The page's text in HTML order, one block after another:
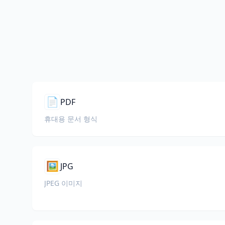
📄 PDF
휴대용 문서 형식
🖼️ JPG
JPEG 이미지